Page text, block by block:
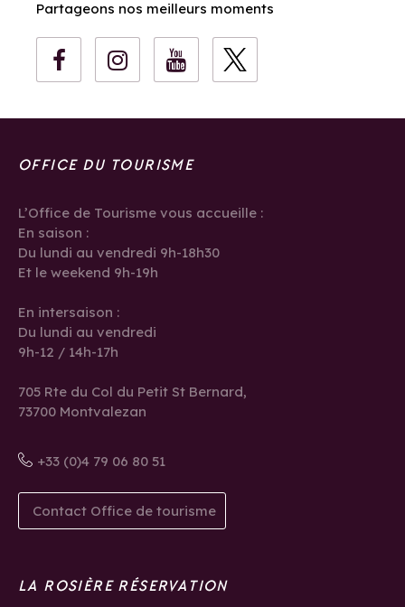
Partageons nos meilleurs moments
OFFICE DU TOURISME
L’Office de Tourisme vous accueille :
En saison :
Du lundi au vendredi 9h-18h30
Et le weekend 9h-19h
En intersaison :
Du lundi au vendredi
9h-12 / 14h-17h
705 Rte du Col du Petit St Bernard,
73700 Montvalezan
+33 (0)4 79 06 80 51
Contact Office de tourisme
LA ROSIÈRE RÉSERVATION